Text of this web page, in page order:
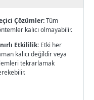
Çözümler:Tüm
kalıcı olmayabilir.
Etkililik: Etki her
kalıcı değildir veya
tekrarlamak